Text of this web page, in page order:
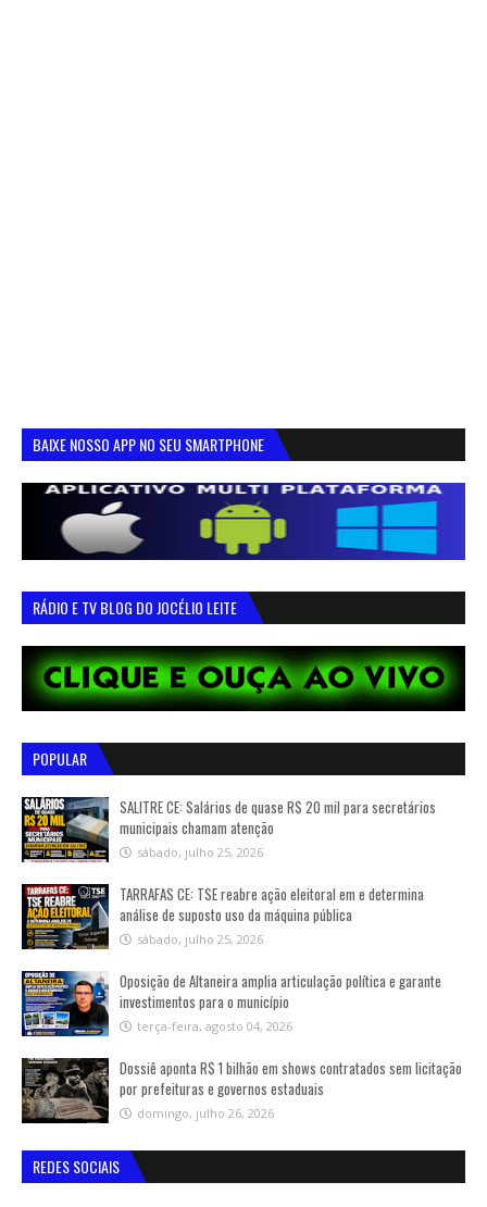
BAIXE NOSSO APP NO SEU SMARTPHONE
RÁDIO E TV BLOG DO JOCÉLIO LEITE
POPULAR
SALITRE CE: Salários de quase R$ 20 mil para secretários
municipais chamam atenção
sábado, julho 25, 2026
TARRAFAS CE: TSE reabre ação eleitoral em e determina
análise de suposto uso da máquina pública
sábado, julho 25, 2026
Oposição de Altaneira amplia articulação política e garante
investimentos para o município
terça-feira, agosto 04, 2026
Dossiê aponta R$ 1 bilhão em shows contratados sem licitação
por prefeituras e governos estaduais
domingo, julho 26, 2026
REDES SOCIAIS